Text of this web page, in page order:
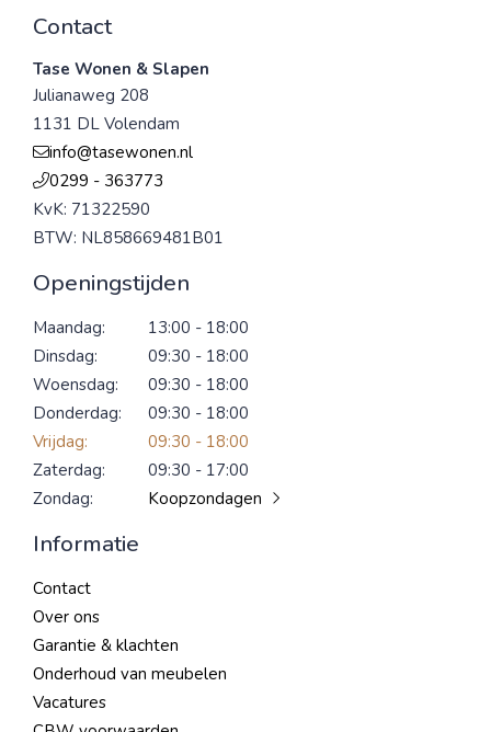
Contact
Tase Wonen & Slapen
Julianaweg 208
1131 DL Volendam
info@tasewonen.nl
0299 - 363773
KvK: 71322590
BTW: NL858669481B01
Openingstijden
Maandag:
13:00 - 18:00
Dinsdag:
09:30 - 18:00
Woensdag:
09:30 - 18:00
Donderdag:
09:30 - 18:00
Vrijdag:
09:30 - 18:00
Zaterdag:
09:30 - 17:00
Zondag:
Koopzondagen
Informatie
Contact
Over ons
Garantie & klachten
Onderhoud van meubelen
Vacatures